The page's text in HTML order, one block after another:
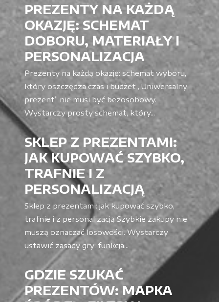
PREZENTY NA KAŻDĄ
OKAZJĘ: SCHEMAT
DOBORU, MATERIAŁY I
PERSONALIZACJA
Prezenty na każdą okazję: schemat wyboru,
który oszczędza czas i budżet „Uniwersalny
prezent” nie musi być bezosobowy.
Wystarczy prosty schemat, który...
SKLEP Z PREZENTAMI:
JAK KUPOWAĆ SZYBKO,
TRAFNIE I Z
PERSONALIZACJĄ
Sklep z prezentami: jak kupować szybko,
trafnie i z personalizacją Szybkie zakupy nie
muszą oznaczać losowości. Wystarczy
ustawić zasady gry: funkcja...
GDZIE SZUKAĆ
PREZENTÓW: MAPKA